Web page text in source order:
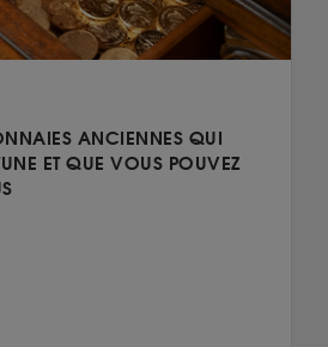
ANCIENNES QUI
ET QUE VOUS POUVEZ